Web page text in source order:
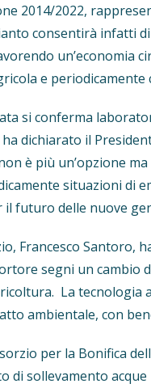
2014/2022,
consentirà infatti
un’economia
e periodicamente
si conferma
dichiarato il
è più un’opzione
situazioni di
il futuro delle nuove
Francesco Santoro,
segni un cambio
La tecnologia
ambientale, con
per la Bonifica
di sollevamento